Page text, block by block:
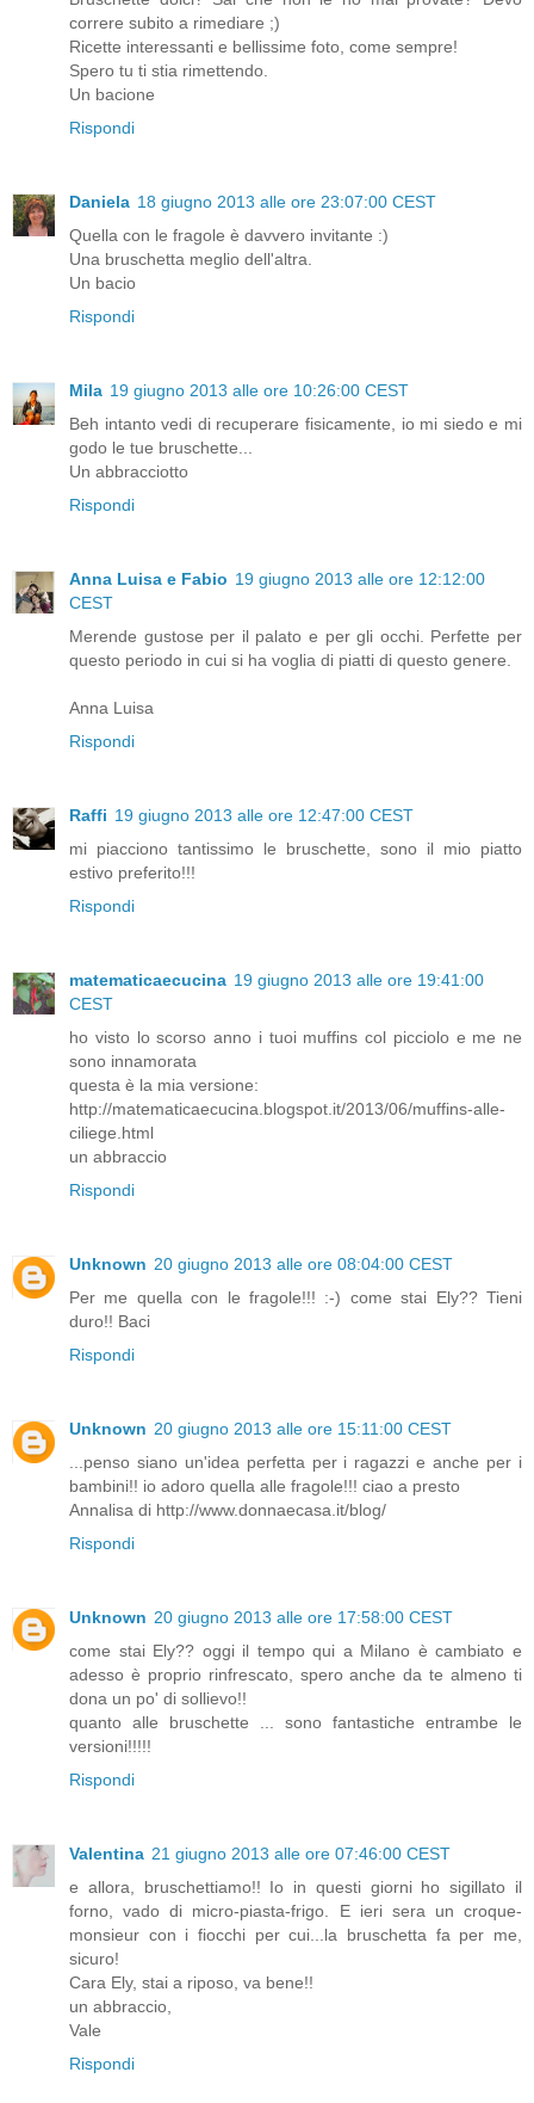
correre subito a rimediare ;)
Ricette interessanti e bellissime foto, come sempre!
Spero tu ti stia rimettendo.
Un bacione
Rispondi
Daniela 18 giugno 2013 alle ore 23:07:00 CEST
Quella con le fragole è davvero invitante :)
Una bruschetta meglio dell'altra.
Un bacio
Rispondi
Mila 19 giugno 2013 alle ore 10:26:00 CEST
Beh intanto vedi di recuperare fisicamente, io mi siedo e mi
godo le tue bruschette...
Un abbracciotto
Rispondi
Anna Luisa e Fabio 19 giugno 2013 alle ore 12:12:00
CEST
Merende gustose per il palato e per gli occhi. Perfette per
questo periodo in cui si ha voglia di piatti di questo genere.
Anna Luisa
Rispondi
Raffi 19 giugno 2013 alle ore 12:47:00 CEST
mi piacciono tantissimo le bruschette, sono il mio piatto
estivo preferito!!!
Rispondi
matematicaecucina 19 giugno 2013 alle ore 19:41:00
CEST
ho visto lo scorso anno i tuoi muffins col picciolo e me ne
sono innamorata
questa è la mia versione:
http://matematicaecucina.blogspot.it/2013/06/muffins-alle-
ciliege.html
un abbraccio
Rispondi
Unknown 20 giugno 2013 alle ore 08:04:00 CEST
Per me quella con le fragole!!! :-) come stai Ely?? Tieni
duro!! Baci
Rispondi
Unknown 20 giugno 2013 alle ore 15:11:00 CEST
...penso siano un'idea perfetta per i ragazzi e anche per i
bambini!! io adoro quella alle fragole!!! ciao a presto
Annalisa di http://www.donnaecasa.it/blog/
Rispondi
Unknown 20 giugno 2013 alle ore 17:58:00 CEST
come stai Ely?? oggi il tempo qui a Milano è cambiato e
adesso è proprio rinfrescato, spero anche da te almeno ti
dona un po' di sollievo!!
quanto alle bruschette ... sono fantastiche entrambe le
versioni!!!!!
Rispondi
Valentina 21 giugno 2013 alle ore 07:46:00 CEST
e allora, bruschettiamo!! Io in questi giorni ho sigillato il
forno, vado di micro-piasta-frigo. E ieri sera un croque-
monsieur con i fiocchi per cui...la bruschetta fa per me,
sicuro!
Cara Ely, stai a riposo, va bene!!
un abbraccio,
Vale
Rispondi